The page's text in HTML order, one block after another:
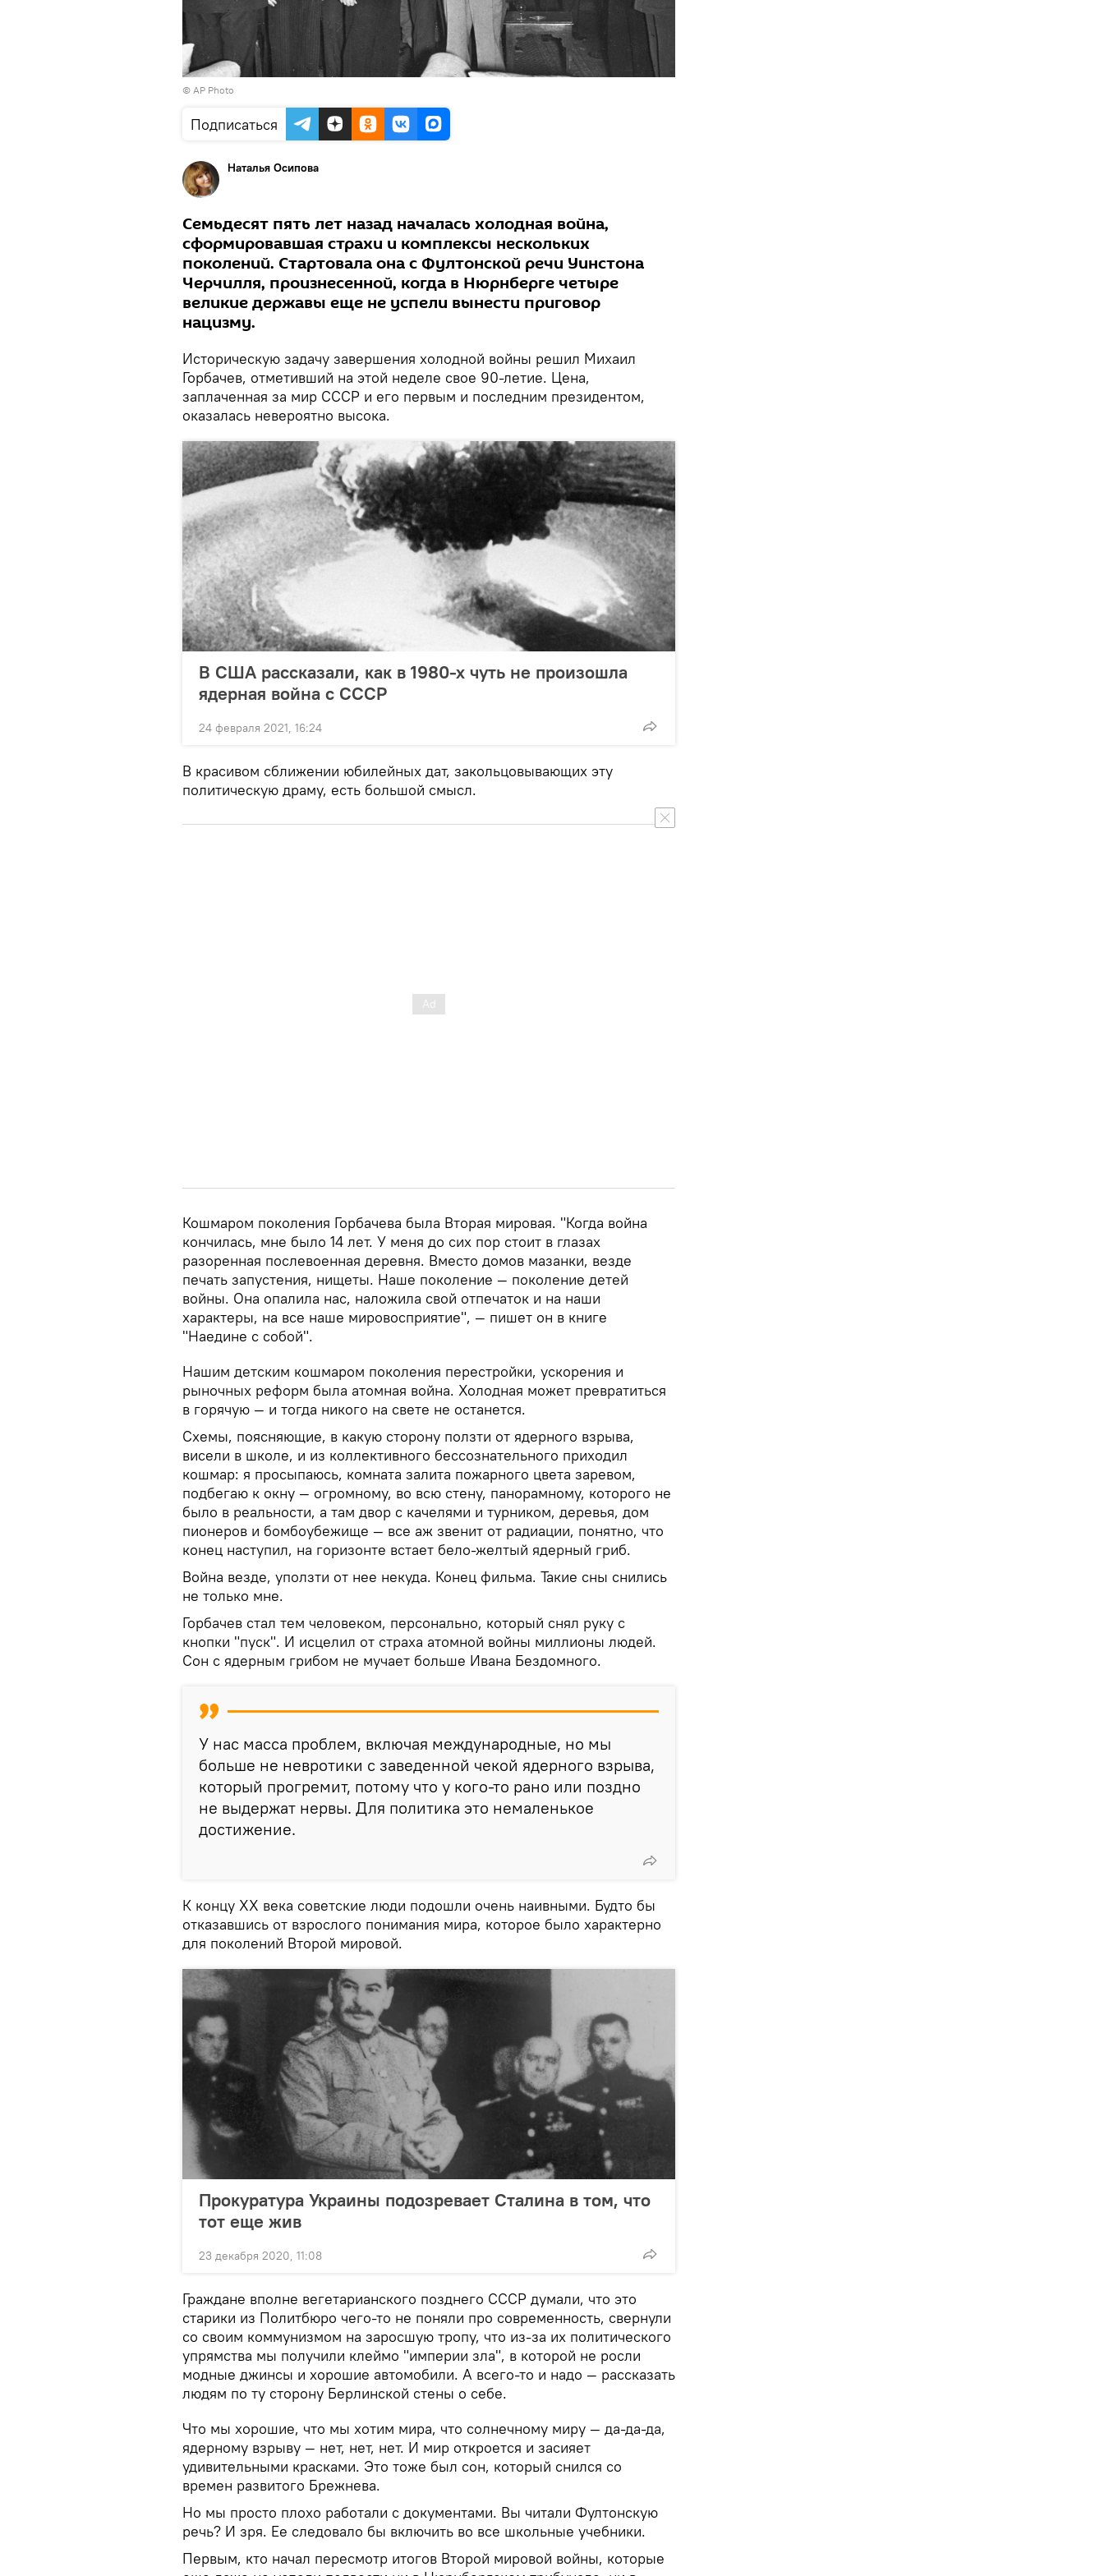
© AP Photo
Подписаться
Наталья Осипова
Семьдесят пять лет назад началась холодная война,
сформировавшая страхи и комплексы нескольких
поколений. Стартовала она с Фултонской речи Уинстона
Черчилля, произнесенной, когда в Нюрнберге четыре
великие державы еще не успели вынести приговор
нацизму.
Историческую задачу завершения холодной войны решил Михаил
Горбачев, отметивший на этой неделе свое 90-летие. Цена,
заплаченная за мир СССР и его первым и последним президентом,
оказалась невероятно высока.
В США рассказали, как в 1980-х чуть не произошла
ядерная война с СССР
24 февраля 2021, 16:24
В красивом сближении юбилейных дат, закольцовывающих эту
политическую драму, есть большой смысл.
Кошмаром поколения Горбачева была Вторая мировая. "Когда война
кончилась, мне было 14 лет. У меня до сих пор стоит в глазах
разоренная послевоенная деревня. Вместо домов мазанки, везде
печать запустения, нищеты. Наше поколение — поколение детей
войны. Она опалила нас, наложила свой отпечаток и на наши
характеры, на все наше мировосприятие", — пишет он в книге
"Наедине с собой".
Нашим детским кошмаром поколения перестройки, ускорения и
рыночных реформ была атомная война. Холодная может превратиться
в горячую — и тогда никого на свете не останется.
Схемы, поясняющие, в какую сторону ползти от ядерного взрыва,
висели в школе, и из коллективного бессознательного приходил
кошмар: я просыпаюсь, комната залита пожарного цвета заревом,
подбегаю к окну — огромному, во всю стену, панорамному, которого не
было в реальности, а там двор с качелями и турником, деревья, дом
пионеров и бомбоубежище — все аж звенит от радиации, понятно, что
конец наступил, на горизонте встает бело-желтый ядерный гриб.
Война везде, уползти от нее некуда. Конец фильма. Такие сны снились
не только мне.
Горбачев стал тем человеком, персонально, который снял руку с
кнопки "пуск". И исцелил от страха атомной войны миллионы людей.
Сон с ядерным грибом не мучает больше Ивана Бездомного.
У нас масса проблем, включая международные, но мы
больше не невротики с заведенной чекой ядерного взрыва,
который прогремит, потому что у кого-то рано или поздно
не выдержат нервы. Для политика это немаленькое
достижение.
К концу ХХ века советские люди подошли очень наивными. Будто бы
отказавшись от взрослого понимания мира, которое было характерно
для поколений Второй мировой.
Прокуратура Украины подозревает Сталина в том, что
тот еще жив
23 декабря 2020, 11:08
Граждане вполне вегетарианского позднего СССР думали, что это
старики из Политбюро чего-то не поняли про современность, свернули
со своим коммунизмом на заросшую тропу, что из-за их политического
упрямства мы получили клеймо "империи зла", в которой не росли
модные джинсы и хорошие автомобили. А всего-то и надо — рассказать
людям по ту сторону Берлинской стены о себе.
Что мы хорошие, что мы хотим мира, что солнечному миру — да-да-да,
ядерному взрыву — нет, нет, нет. И мир откроется и засияет
удивительными красками. Это тоже был сон, который снился со
времен развитого Брежнева.
Но мы просто плохо работали с документами. Вы читали Фултонскую
речь? И зря. Ее следовало бы включить во все школьные учебники.
Первым, кто начал пересмотр итогов Второй мировой войны, которые